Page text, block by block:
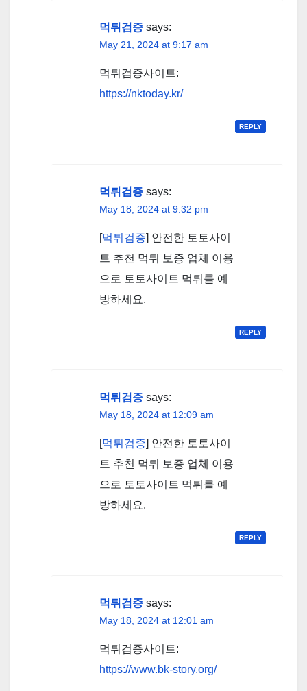
먹튀검증 says:
May 21, 2024 at 9:17 am
먹튀검증사이트:
https://nktoday.kr/
REPLY
먹튀검증 says:
May 18, 2024 at 9:32 pm
[먹튀검증] 안전한 토토사이
트 추천 먹튀 보증 업체 이용
으로 토토사이트 먹튀를 예
방하세요.
REPLY
먹튀검증 says:
May 18, 2024 at 12:09 am
[먹튀검증] 안전한 토토사이
트 추천 먹튀 보증 업체 이용
으로 토토사이트 먹튀를 예
방하세요.
REPLY
먹튀검증 says:
May 18, 2024 at 12:01 am
먹튀검증사이트:
https://www.bk-story.org/